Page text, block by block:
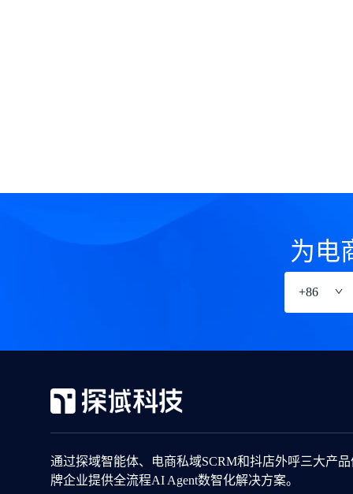
为电
+86
通过探域智能体、电商私域SCRM和抖店外呼三大产
牌企业提供全流程AI Agent数智化解决方案。